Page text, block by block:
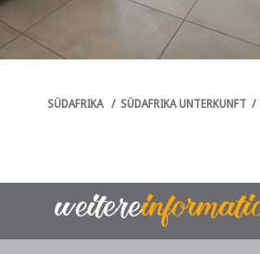
SÜDAFRIKA / SÜDAFRIKA UNTERKUNFT /